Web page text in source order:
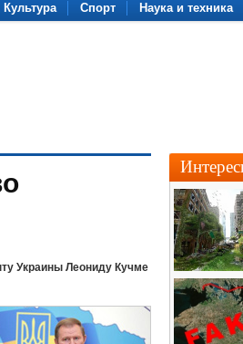
Культура Спорт Наука и техника
Украины Леониду Кучме